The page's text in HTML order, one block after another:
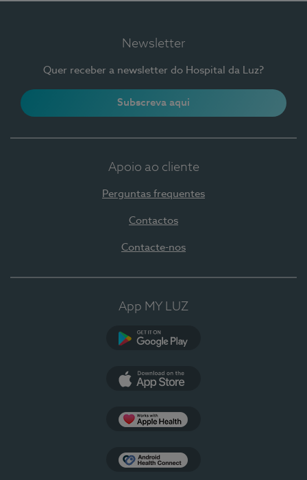
Newsletter
Quer receber a newsletter do Hospital da Luz?
Subscreva aqui
Apoio ao cliente
Perguntas frequentes
Contactos
Contacte-nos
App MY LUZ